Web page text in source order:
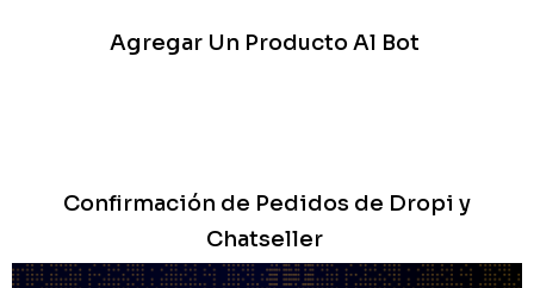
Agregar Un Producto Al Bot
Confirmación de Pedidos de Dropi y
Chatseller